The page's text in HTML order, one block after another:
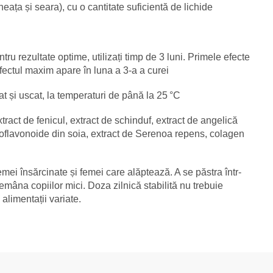
și seara), cu o cantitate suficientă de lichide
rezultate optime, utilizați timp de 3 luni. Primele efecte
maxim apare în luna a 3-a a curei
și uscat, la temperaturi de până la 25 °C
de fenicul, extract de schinduf, extract de angelică
din soia, extract de Serenoa repens, colagen
însărcinate și femei care alăptează. A se păstra într-
copiilor mici. Doza zilnică stabilită nu trebuie
variate.